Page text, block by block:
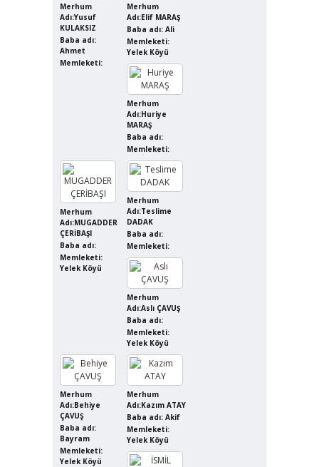
Merhum
Adı:Yusuf
KULAKSIZ
Baba adı:
Ahmet
Memleketi:
Merhum
Adı:Elif MARAŞ
Baba adı: Ali
Memleketi:
Yelek Köyü
Merhum
Adı:Huriye
MARAŞ
Baba adı:
Memleketi:
Merhum
Adı:MUGADDER
ÇERİBAŞI
Baba adı:
Memleketi:
Yelek Köyü
Merhum
Adı:Teslime
DADAK
Baba adı:
Memleketi:
Merhum
Adı:Aslı ÇAVUŞ
Baba adı:
Memleketi:
Yelek Köyü
Merhum
Adı:Behiye
ÇAVUŞ
Baba adı:
Bayram
Memleketi:
Yelek Köyü
Merhum
Adı:Kazım ATAY
Baba adı: Akif
Memleketi:
Yelek Köyü